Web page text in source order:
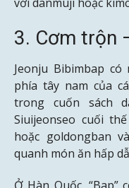
3. Cơm trộn
Jeonju Bibimbap
phía tây nam của
trong cuốn sách
Siuijeonseo cuối
hoặc goldongban
quanh món ăn hấp